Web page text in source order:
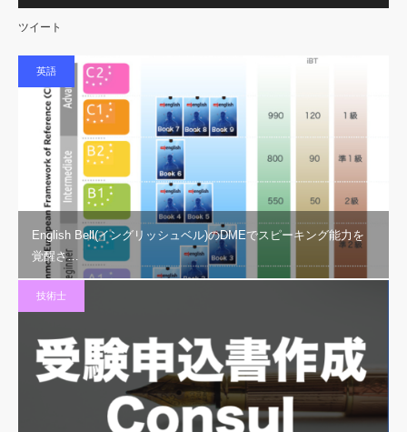
ツイート
英語
English Bell(イングリッシュベル)のDMEでスピーキング能力を
覚醒さ…
技術士